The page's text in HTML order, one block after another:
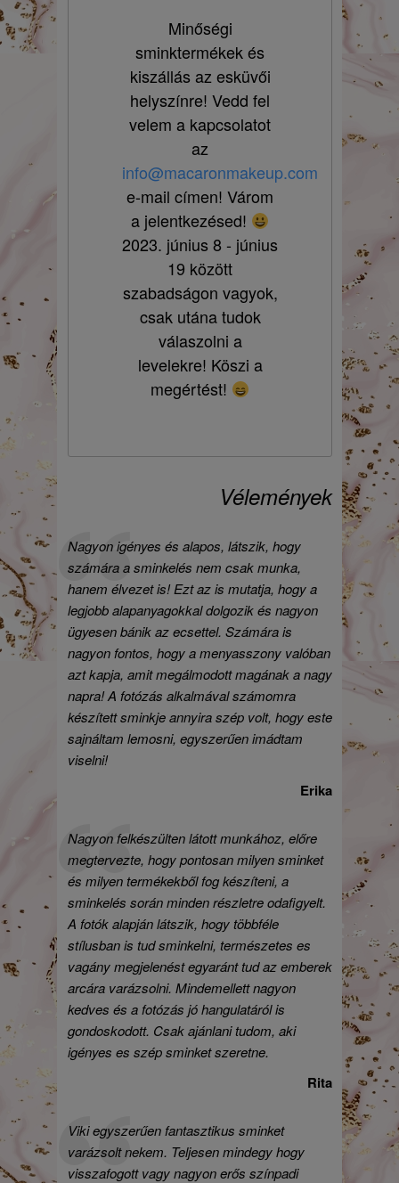
Minőségi
sminktermékek és
kiszállás az esküvői
helyszínre! Vedd fel
velem a kapcsolatot
az
info@macaronmakeup.com
e-mail címen! Várom
a jelentkezésed!
2023. június 8 - június
19 között
szabadságon vagyok,
csak utána tudok
válaszolni a
levelekre! Köszi a
megértést!
Vélemények
Nagyon igényes és alapos, látszik, hogy
számára a sminkelés nem csak munka,
hanem élvezet is! Ezt az is mutatja, hogy a
legjobb alapanyagokkal dolgozik és nagyon
ügyesen bánik az ecsettel. Számára is
nagyon fontos, hogy a menyasszony valóban
azt kapja, amit megálmodott magának a nagy
napra! A fotózás alkalmával számomra
készített sminkje annyira szép volt, hogy este
sajnáltam lemosni, egyszerűen imádtam
viselni!
Erika
Nagyon felkészülten látott munkához, előre
megtervezte, hogy pontosan milyen sminket
és milyen termékekből fog készíteni, a
sminkelés során minden részletre odafigyelt.
A fotók alapján látszik, hogy többféle
stílusban is tud sminkelni, természetes es
vagány megjelenést egyaránt tud az emberek
arcára varázsolni. Mindemellett nagyon
kedves és a fotózás jó hangulatáról is
gondoskodott. Csak ajánlani tudom, aki
igényes es szép sminket szeretne.
Rita
Viki egyszerűen fantasztikus sminket
varázsolt nekem. Teljesen mindegy hogy
visszafogott vagy nagyon erős színpadi